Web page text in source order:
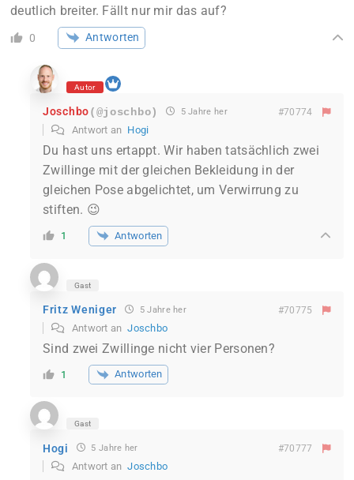
deutlich breiter. Fällt nur mir das auf?
0 Antworten
Autor
Joschbo(@joschbo) 5 Jahre her #70774
Antwort an Hogi
Du hast uns ertappt. Wir haben tatsächlich zwei
Zwillinge mit der gleichen Bekleidung in der
gleichen Pose abgelichtet, um Verwirrung zu
stiften. 😉
1 Antworten
Gast
Fritz Weniger 5 Jahre her #70775
Antwort anJoschbo
Sind zwei Zwillinge nicht vier Personen?
1 Antworten
Gast
Hogi 5 Jahre her #70777
Antwort anJoschbo